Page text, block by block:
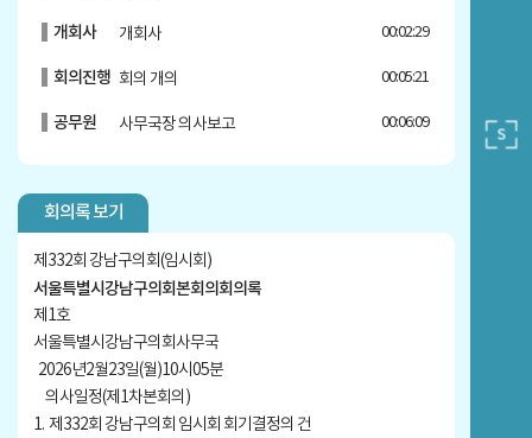
개회사 개회사 00:02:29
회의진행 회의 개의 00:05:21
공무원 사무국장 의사보고 00:06:09
안건
1. 제332회 강남구의회(임시회) 회기 결
정의 건
00:08:47
자유발언 김광심 의원 5분자유발언 00:10:17
자유발언 윤석민 의원 5분자유발언
자유발언
자유발언 한윤수 의원 5분자유발언
자유발언 이향숙 의원 5분자유발언
회의록 보기
제332회 강남구의회(임시회)
서울특별시강남구의회본회의회의록
제1호
서울특별시강남구의회사무국
2026년2월23일(월)10시05분
의사일정(제1차본회의)
1. 제332회 강남구의회 임시회 회기결정의 건